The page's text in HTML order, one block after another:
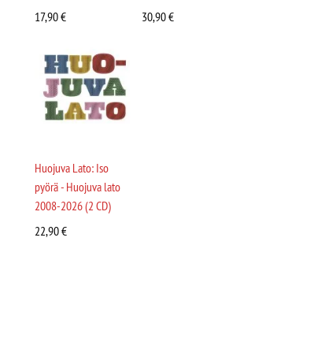
17,90€
30,90€
Huojuva Lato: Iso
pyörä - Huojuva lato
2008-2026 (2 CD)
22,90€